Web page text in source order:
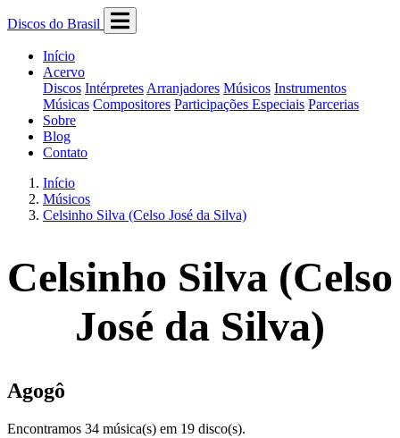
Discos do Brasil
Início
Acervo
Discos Intérpretes Arranjadores Músicos Instrumentos
Músicas Compositores Participações Especiais Parcerias
Sobre
Blog
Contato
Início
Músicos
Celsinho Silva (Celso José da Silva)
Celsinho Silva (Celso
José da Silva)
Agogô
Encontramos 34 música(s) em 19 disco(s).